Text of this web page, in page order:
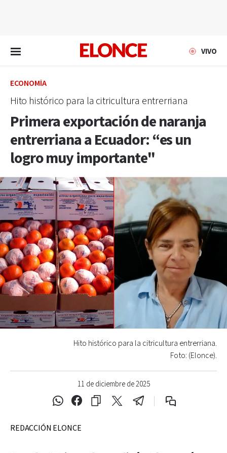
VIVO
ECONOMÍA
Hito histórico para la citricultura entrerriana
Primera exportación de naranja
entrerriana a Ecuador: “es un
logro muy importante"
11 de diciembre de 2025
Hito histórico para la citricultura entrerriana.
Foto: (Elonce).
REDACCIÓN ELONCE